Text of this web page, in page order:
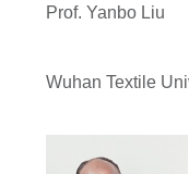
Prof. Yanbo Liu
Wuhan Textile